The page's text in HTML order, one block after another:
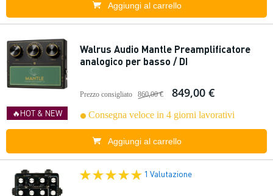
Aggiungi al carrello
🔥HOT & NEW
Walrus Audio Mantle Preamplificatore
analogico per basso / DI
Prezzo consigliato 860,00 € 849,00 €
Consegna veloce in 4 giorni lavorativi
Aggiungi al carrello
1 Valutazione